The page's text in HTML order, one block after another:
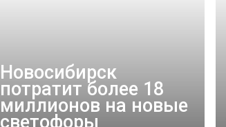
Новосибирск
потратит более 18
миллионов на новые
светофоры